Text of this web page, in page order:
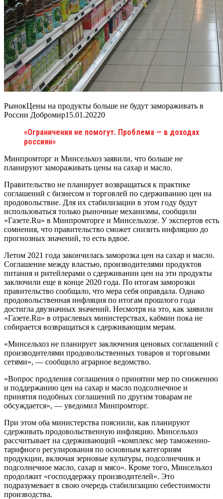
РынокЦены на продукты больше не будут замораживать в
России Добромир15.01.20220
«Ограничения не помогут. Проблема — в доходах
россиян»
Минпромторг и Минсельхоз заявили, что больше не
планируют замораживать цены на сахар и масло.
Правительство не планирует возвращаться к практике
соглашений с бизнесом и торговлей по сдерживанию цен на
продовольствие. Для их стабилизации в этом году будут
использоваться только рыночные механизмы, сообщили
«Газете.Ru» в Минпромторге и Минсельхозе. У экспертов есть
сомнения, что правительство сможет снизить инфляцию до
прогнозных значений, то есть вдвое.
Летом 2021 года закончилась заморозка цен на сахар и масло.
Соглашение между властью, производителями продуктов
питания и ритейлерами о сдерживании цен на эти продукты
заключили еще в конце 2020 года. По итогам заморозки
правительство сообщало, что мера себя оправдала. Однако
продовольственная инфляция по итогам прошлого года
достигла двузначных значений. Несмотря на это, как заявили
«Газете.Ru» в отраслевых министерствах, кабмин пока не
собирается возвращаться к сдерживающим мерам.
«Минсельхоз не планирует заключения ценовых соглашений с
производителями продовольственных товаров и торговыми
сетями», — сообщило аграрное ведомство.
«Вопрос продления соглашения о принятии мер по снижению
и поддержанию цен на сахар и масло подсолнечное и
принятия подобных соглашений по другим товарам не
обсуждается», — уведомил Минпромторг.
При этом оба министерства пояснили, как планируют
сдерживать продовольственную инфляцию. Минсельхоз
рассчитывает на сдерживающий «комплекс мер таможенно-
тарифного регулирования по основным категориям
продукции, включая зерновые культуры, подсолнечник и
подсолнечное масло, сахар и мясо». Кроме того, Минсельхоз
продолжит «господдержку производителей». Это
подразумевает в свою очередь стабилизацию себестоимости
производства.